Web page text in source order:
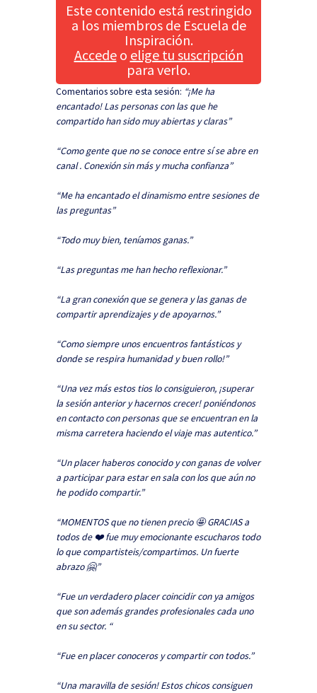
Este contenido está restringido
a los miembros de Escuela de
Inspiración.
Accedeo elige tu suscripción
para verlo.
Comentarios sobre esta sesión: “¡Me ha
encantado! Las personas con las que he
compartido han sido muy abiertas y claras”
“Como gente que no se conoce entre sí se abre en
canal . Conexión sin más y mucha confianza”
“Me ha encantado el dinamismo entre sesiones de
las preguntas”
“Todo muy bien, teníamos ganas.”
“Las preguntas me han hecho reflexionar.”
“La gran conexión que se genera y las ganas de
compartir aprendizajes y de apoyarnos.”
“Como siempre unos encuentros fantásticos y
donde se respira humanidad y buen rollo!”
“Una vez más estos tios lo consiguieron, ¡superar
la sesión anterior y hacernos crecer! poniéndonos
en contacto con personas que se encuentran en la
misma carretera haciendo el viaje mas autentico.”
“Un placer haberos conocido y con ganas de volver
a participar para estar en sala con los que aún no
he podido compartir.”
“MOMENTOS que no tienen precio 🤩 GRACIAS a
todos de ❤️ fue muy emocionante escucharos todo
lo que compartisteis/compartimos. Un fuerte
abrazo 🤗”
“Fue un verdadero placer coincidir con ya amigos
que son además grandes profesionales cada uno
en su sector. “
“Fue en placer conoceros y compartir con todos.”
“Una maravilla de sesión! Estos chicos consiguen